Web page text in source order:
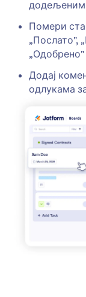
додељеним
Помери
„Послато",
„Одобрено"
Додај
одлукама